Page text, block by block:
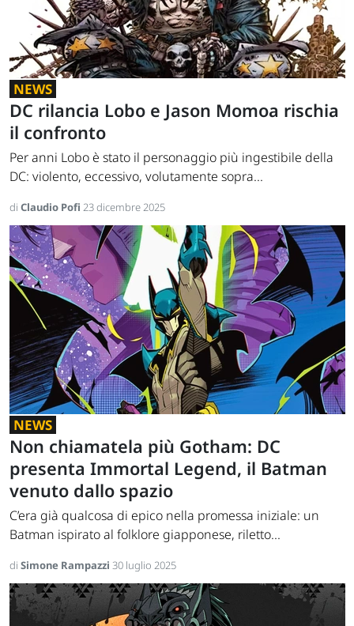
NEWS
DC rilancia Lobo e Jason Momoa rischia
il confronto
Per anni Lobo è stato il personaggio più ingestibile della
DC: violento, eccessivo, volutamente sopra...
di Claudio Pofi 23 dicembre 2025
NEWS
Non chiamatela più Gotham: DC
presenta Immortal Legend, il Batman
venuto dallo spazio
C’era già qualcosa di epico nella promessa iniziale: un
Batman ispirato al folklore giapponese, riletto...
di Simone Rampazzi 30 luglio 2025